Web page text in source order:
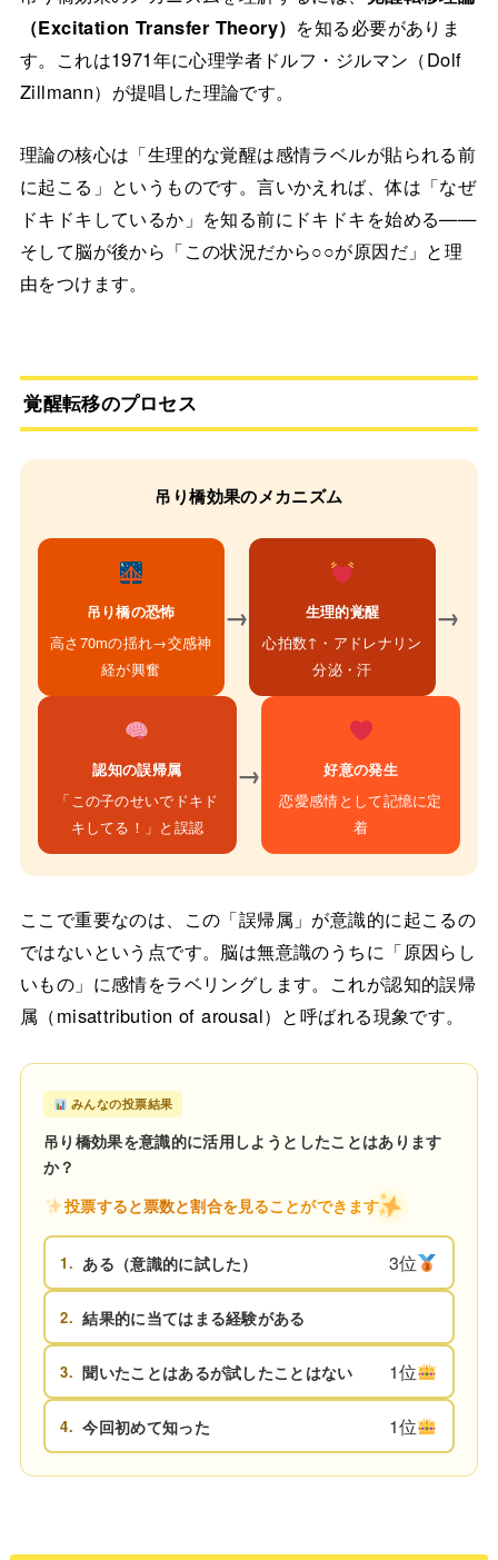
（Excitation Transfer Theory） を知る必要がありま
す。これは1971年に心理学者ドルフ・ジルマン（Dolf
Zillmann）が提唱した理論です。
理論の核心は「生理的な覚醒は感情ラベルが貼られる前
に起こる」というものです。言いかえれば、体は「なぜ
ドキドキしているか」を知る前にドキドキを始める——
そして脳が後から「この状況だから○○が原因だ」と理
由をつけます。
覚醒転移のプロセス
吊り橋効果のメカニズム
吊り橋の恐怖
高さ70mの揺れ→交感神
経が興奮
→
生理的覚醒
心拍数↑・アドレナリン
分泌・汗
→
認知の誤帰属
「この子のせいでドキド
キしてる！」と誤認
→
好意の発生
恋愛感情として記憶に定
着
ここで重要なのは、この「誤帰属」が意識的に起こるの
ではないという点です。脳は無意識のうちに「原因らし
いもの」に感情をラベリングします。これが認知的誤帰
属（misattribution of arousal）と呼ばれる現象です。
みんなの投票結果
吊り橋効果を意識的に活用しようとしたことはあります
か？
投票すると票数と割合を見ることができます
1. ある（意識的に試した） 3位
2. 結果的に当てはまる経験がある
3. 聞いたことはあるが試したことはない 1位
4. 今回初めて知った 1位